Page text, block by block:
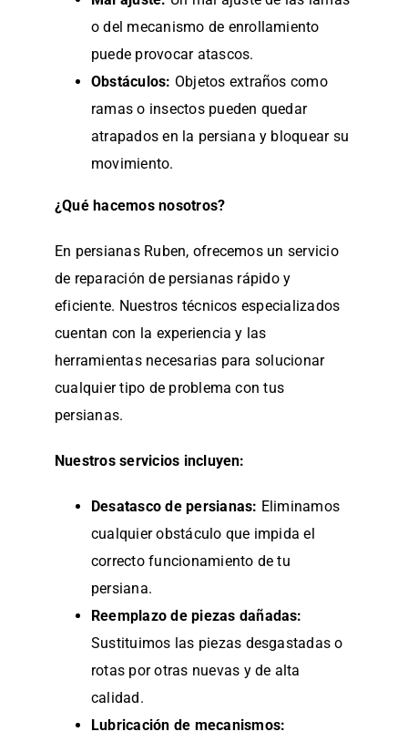
o del mecanismo de enrollamiento
puede provocar atascos.
Obstáculos: Objetos extraños como
ramas o insectos pueden quedar
atrapados en la persiana y bloquear su
movimiento.
¿Qué hacemos nosotros?
En persianas Ruben, ofrecemos un servicio
de reparación de persianas rápido y
eficiente. Nuestros técnicos especializados
cuentan con la experiencia y las
herramientas necesarias para solucionar
cualquier tipo de problema con tus
persianas.
Nuestros servicios incluyen:
Desatasco de persianas: Eliminamos
cualquier obstáculo que impida el
correcto funcionamiento de tu
persiana.
Reemplazo de piezas dañadas:
Sustituimos las piezas desgastadas o
rotas por otras nuevas y de alta
calidad.
Lubricación de mecanismos: